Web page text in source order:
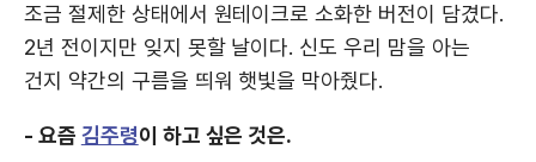
조금 절제한 상태에서 원테이크로 소화한 버전이 담겼다.
2년 전이지만 잊지 못할 날이다. 신도 우리 맘을 아는
건지 약간의 구름을 띄워 햇빛을 막아줬다.
- 요즘 김주령이 하고 싶은 것은.